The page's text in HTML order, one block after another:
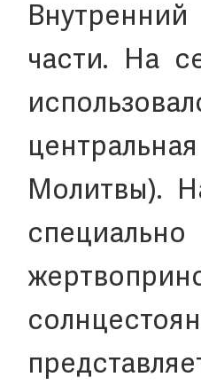
части. На
Молитвы).